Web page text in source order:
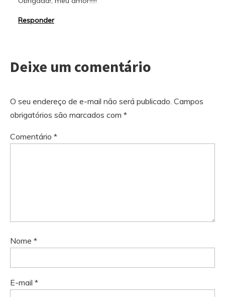
Responder
Deixe um comentário
O seu endereço de e-mail não será publicado. Campos
obrigatórios são marcados com *
Comentário *
Nome *
E-mail *